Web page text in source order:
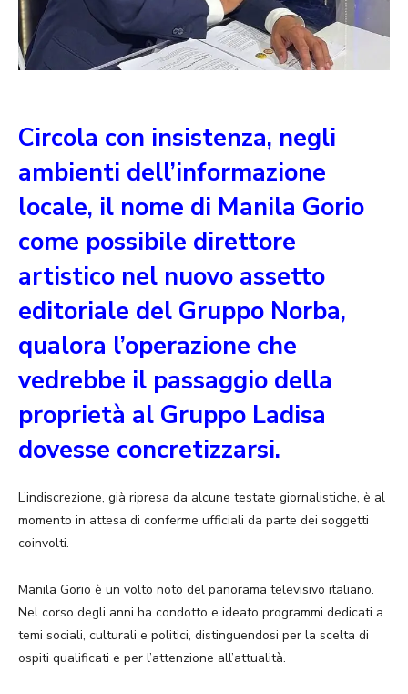
Circola con insistenza, negli
ambienti dell’informazione
locale, il nome di Manila Gorio
come possibile direttore
artistico nel nuovo assetto
editoriale del Gruppo Norba,
qualora l’operazione che
vedrebbe il passaggio della
proprietà al Gruppo Ladisa
dovesse concretizzarsi.
L’indiscrezione, già ripresa da alcune testate giornalistiche, è al
momento in attesa di conferme ufficiali da parte dei soggetti
coinvolti.
Manila Gorio è un volto noto del panorama televisivo italiano.
Nel corso degli anni ha condotto e ideato programmi dedicati a
temi sociali, culturali e politici, distinguendosi per la scelta di
ospiti qualificati e per l’attenzione all’attualità.